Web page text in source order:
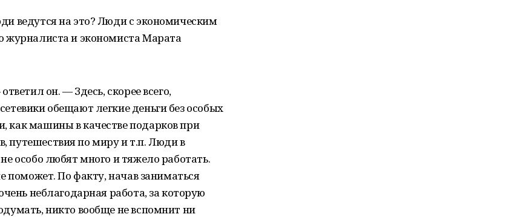
ведутся на это? Люди с экономическим
журналиста и экономиста Марата
он. — Здесь, скорее всего,
обещают легкие деньги без особых
как машины в качестве подарков при
путешествия по миру и т.п. Люди в
особо любят много и тяжело работать.
поможет. По факту, начав заниматься
неблагодарная работа, за которую
никто вообще не вспомнит ни